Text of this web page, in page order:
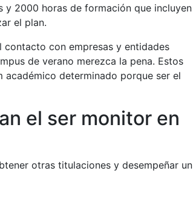
y 2000 horas de formación que incluyen
el plan.
con empresas y entidades
de verano merezca la pena. Estos
académico determinado porque ser el
el ser monitor en
otras titulaciones y desempeñar un